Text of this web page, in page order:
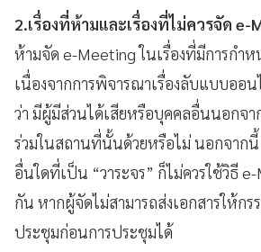
2.เรื่องที่ห้ามและเรื่องที่ไม่ควรจัด e-
ห้ามจัด e-Meeting ในเรื่องที่มีการกำ
เนื่องจากการพิจารณาเรื่องลับแบบออ
ว่า มีผู้มีส่วนได้เสียหรือบุคคลอื่นนอกจา
ร่วมในสถานที่นั้นด้วยหรือไม่ นอกจากนี้
อื่นใดที่เป็น “วาระจร” ก็ไม่ควรใช้วิธี
กัน หากผู้จัดไม่สามารถส่งเอกสารให้กร
ประชุมก่อนการประชุมได้